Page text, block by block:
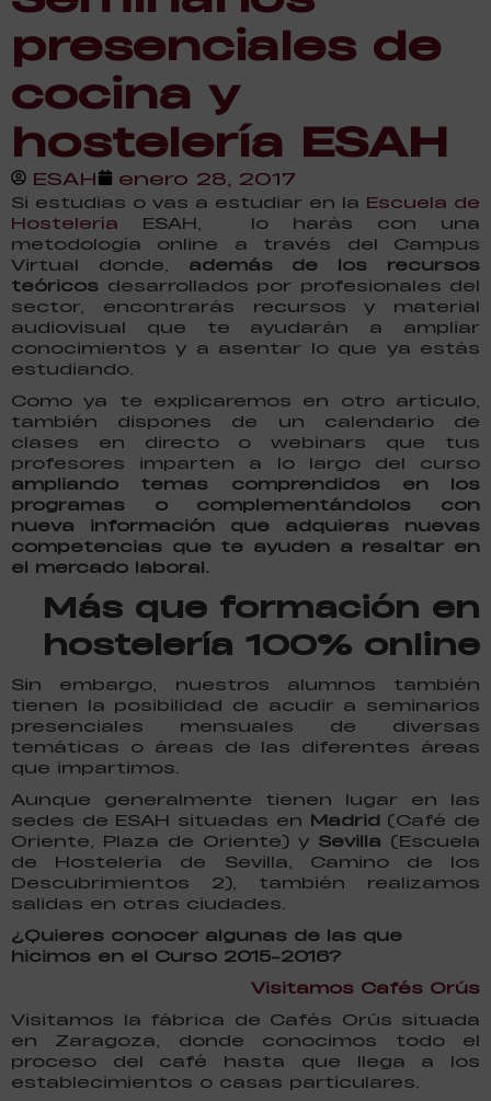
presenciales de
cocina y
hostelería ESAH
ESAH enero 28, 2017
Si estudias o vas a estudiar en la Escuela de
Hostelería ESAH, lo harás con una
metodología online a través del Campus
Virtual donde, además de los recursos
teóricos desarrollados por profesionales del
sector, encontrarás recursos y material
audiovisual que te ayudarán a ampliar
conocimientos y a asentar lo que ya estás
estudiando.
Como ya te explicaremos en otro artículo,
también dispones de un calendario de
clases en directo o webinars que tus
profesores imparten a lo largo del curso
ampliando temas comprendidos en los
programas o complementándolos con
nueva información que adquieras nuevas
competencias que te ayuden a resaltar en
el mercado laboral.
Más que formación en
hostelería 100% online
Sin embargo, nuestros alumnos también
tienen la posibilidad de acudir a seminarios
presenciales mensuales de diversas
temáticas o áreas de las diferentes áreas
que impartimos.
Aunque generalmente tienen lugar en las
sedes de ESAH situadas en Madrid(Café de
Oriente, Plaza de Oriente) y Sevilla (Escuela
de Hostelería de Sevilla, Camino de los
Descubrimientos 2), también realizamos
salidas en otras ciudades.
¿Quieres conocer algunas de las que
hicimos en el Curso 2015-2016?
Visitamos Cafés Orús
Visitamos la fábrica de Cafés Orús situada
en Zaragoza, donde conocimos todo el
proceso del café hasta que llega a los
establecimientos o casas particulares.